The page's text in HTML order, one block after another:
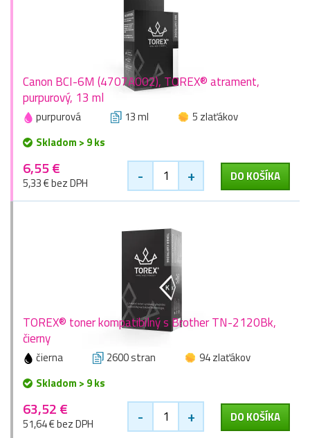
Canon BCI-6M (4707A002), TOREX® atrament,
purpurový, 13 ml
purpurová 13 ml
5 zlaťákov
Skladom > 9 ks
6,55 €
5,33 € bez DPH - + DO KOŠÍKA
TOREX® toner kompatibilný s Brother TN-2120Bk,
čierny
čierna 2600 stran
94 zlaťákov
Skladom > 9 ks
63,52 €
51,64 € bez DPH - + DO KOŠÍKA